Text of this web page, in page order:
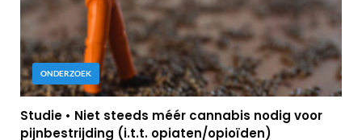
ONDERZOEK
Studie • Niet steeds méér cannabis nodig voor
pijnbestrijding (i.t.t. opiaten/opioïden)